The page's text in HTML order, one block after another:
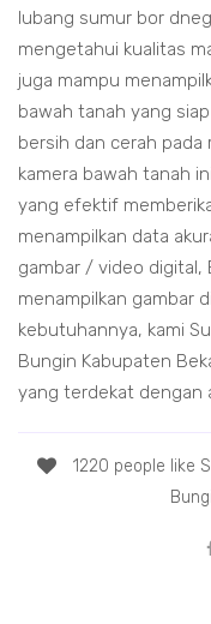
lubang sumur bor
mengetahui kualitas
juga mampu
bawah tanah yang
bersih dan cerah
kamera bawah tanah
yang efektif
menampilkan data
gambar / video digital,
menampilkan gambar
kebutuhannya, kami
Bungin Kabupaten
yang terdekat dengan
1220 people like